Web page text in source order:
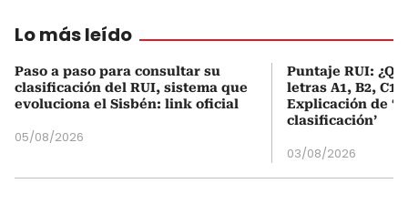
Lo más leído
Paso a paso para consultar su
clasificación del RUI, sistema que
evoluciona el Sisbén: link oficial
05/08/2026
Puntaje RUI:
letras A1, B2, C1
Explicación de
clasificación’
03/08/2026